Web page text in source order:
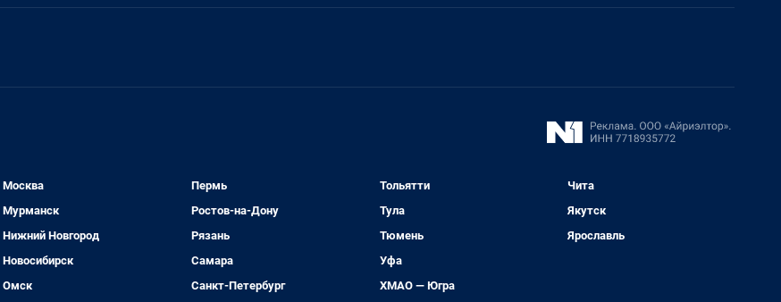
Москва
Мурманск
Нижний Новгород
Новосибирск
Омск
Пермь
Ростов-на-Дону
Рязань
Самара
Санкт-Петербург
Тольятти
Тула
Тюмень
Уфа
ХМАО — Югра
Чита
Якутск
Ярославль